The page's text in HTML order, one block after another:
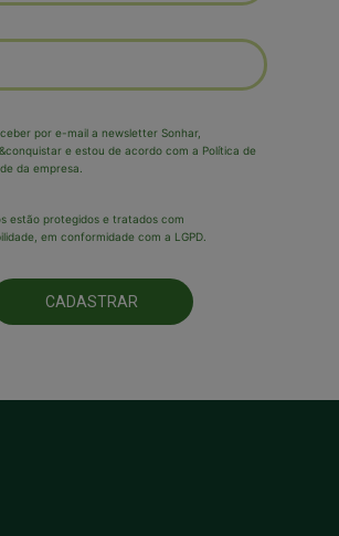
por e-mail a newsletter Sonhar,
e estou de acordo com a Política de
da empresa.
estão protegidos e tratados com
em conformidade com a LGPD.
CADASTRAR